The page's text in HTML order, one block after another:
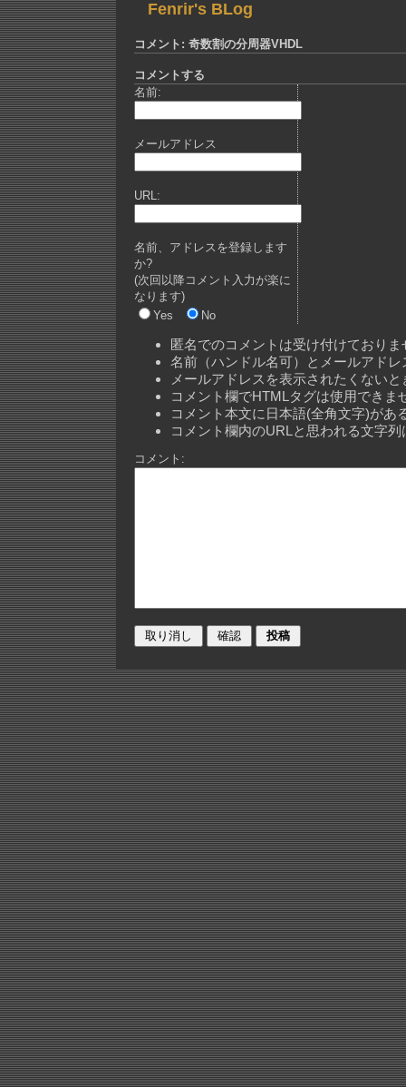
Fenrir's BLog
コメント: 奇数割の分周器VHDL
コメントする
名前:
メールアドレス
URL:
名前、アドレスを登録します
か?
(次回以降コメント入力が楽に
なります)
Yes
No
匿名でのコメントは受け付けておりま
名前（ハンドル名可）とメールアド
メールアドレスを表示されたくない
コメント欄でHTMLタグは使用できま
コメント本文に日本語(全角文字)があ
コメント欄内のURLと思われる文字
コメント: